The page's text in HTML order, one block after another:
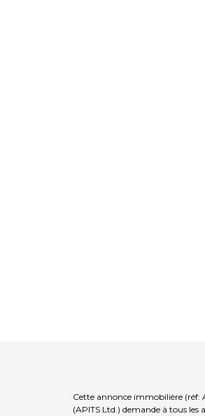
Cette annonce immobilière (réf:
(APITS Ltd.) demande à tous